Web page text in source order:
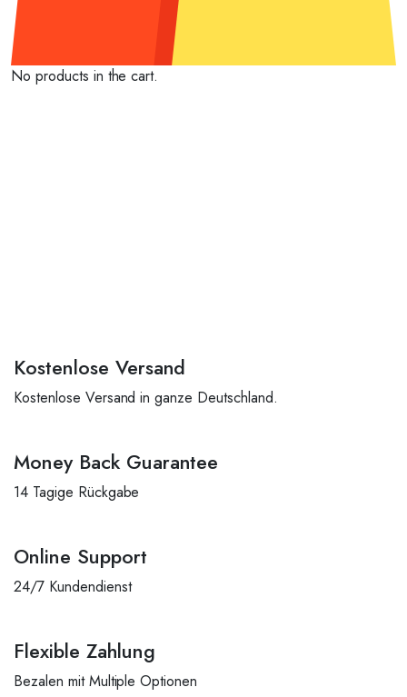
No products in the cart.
Kostenlose Versand
Kostenlose Versand in ganze Deutschland.
Money Back Guarantee
14 Tagige Rückgabe
Online Support
24/7 Kundendienst
Flexible Zahlung
Bezalen mit Multiple Optionen